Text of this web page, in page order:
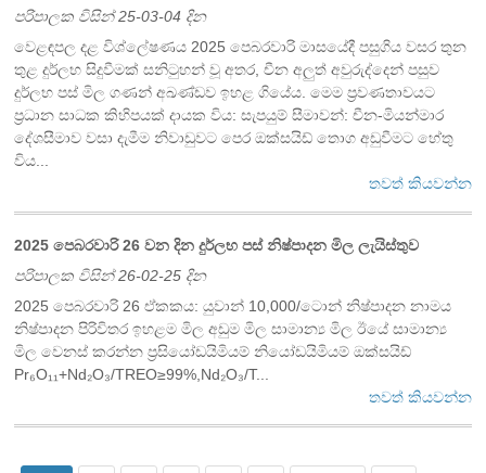
පරිපාලක විසින් 25-03-04 දින
වෙළඳපල දළ විශ්ලේෂණය 2025 පෙබරවාරි මාසයේදී පසුගිය වසර තුන
තුළ දුර්ලභ සිදුවීමක් සනිටුහන් වූ අතර, චීන අලුත් අවුරුද්දෙන් පසුව
දුර්ලභ පස් මිල ගණන් අඛණ්ඩව ඉහළ ගියේය. මෙම ප්‍රවණතාවයට
ප්‍රධාන සාධක කිහිපයක් දායක විය: සැපයුම් සීමාවන්: චීන-මියන්මාර
දේශසීමාව වසා දැමීම නිවාඩුවට පෙර ඔක්සයිඩ් තොග අඩුවීමට හේතු
විය...
තවත් කියවන්න
2025 පෙබරවාරි 26 වන දින දුර්ලභ පස් නිෂ්පාදන මිල ලැයිස්තුව
පරිපාලක විසින් 26-02-25 දින
2025 පෙබරවාරි 26 ඒකකය: යුවාන් 10,000/ටොන් නිෂ්පාදන නාමය
නිෂ්පාදන පිරිවිතර ඉහළම මිල අඩුම මිල සාමාන්‍ය මිල ඊයේ සාමාන්‍ය
මිල වෙනස් කරන්න ප්‍රසියෝඩයිමියම් නියෝඩයිමියම් ඔක්සයිඩ්
Pr₆O₁₁+Nd₂O₃/TREO≥99%,Nd₂O₃/T...
තවත් කියවන්න